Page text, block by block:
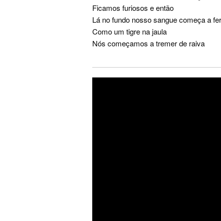
Ficamos furiosos e então
Lá no fundo nosso sangue começa a
Como um tigre na jaula
Nós começamos a tremer de raiva